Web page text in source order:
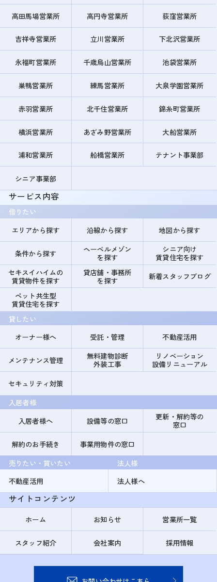
高田馬場営業所 高円寺営業所 荻窪営業所
吉祥寺営業所 立川営業所 下北沢営業所
永福町営業所 千歳烏山営業所 池袋営業所
巣鴨営業所 練馬営業所 大泉学園営業所
赤羽営業所 北千住営業所 錦糸町営業所
横浜営業所 あざみ野営業所 大船営業所
浦和営業所 船橋営業所 テナント事業部
シニア事業部
サービス内容
借りたい
エリアから探す
沿線から探す 地図から探す
条件から探す
ヘーベルメゾン
を探す
シニア向け
賃貸住宅を探す
セキスイハイムの
賃貸物件を探す
貸店舗・事務所
を探す
新着スタッフブログ
ペット共生型
賃貸住宅を探す
貸したい
オーナー様へ
受託・管理 不動産活用
メンテナンス管理
無料建物診断
外装工事
リノベーション
設備リニューアル
セキュリティ対策
入居者様
入居者様へ
設備等の窓口
更新・解約等の
窓口
解約のお手続き
事業用物件の窓口
売りたい・買いたい
不動産活用
法人様
法人様へ
サイトコンテンツ
ホーム お知らせ 営業所一覧
スタッフ紹介 会社案内 採用情報